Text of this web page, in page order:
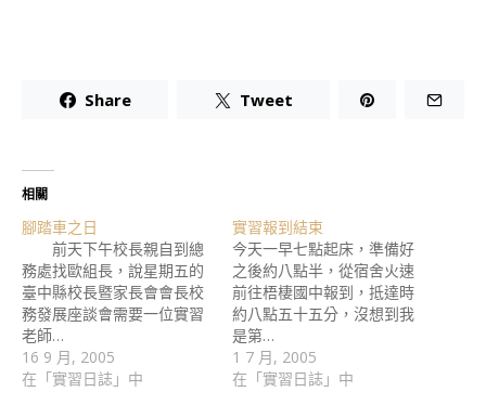
Share Tweet
相關
腳踏車之日
前天下午校長親自到總
務處找歐組長，說星期五的
臺中縣校長暨家長會會長校
務發展座談會需要一位實習
老師…
16 9 月, 2005
在「實習日誌」中
實習報到結束
今天一早七點起床，準備好
之後約八點半，從宿舍火速
前往梧棲國中報到，抵達時
約八點五十五分，沒想到我
是第…
1 7 月, 2005
在「實習日誌」中